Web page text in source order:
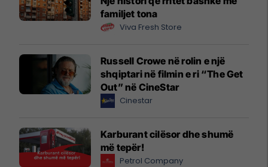
familjet tona
Viva Fresh Store
Russell Crowe në rolin e një
shqiptari në filmin e ri “The Get
Out” në CineStar
Cinestar
Karburant cilësor dhe shumë
më tepër!
Petrol Company